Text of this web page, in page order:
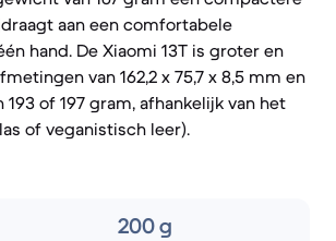
aan een comfortabele
hand. De Xiaomi 13T is groter en
van 162,2 x 75,7 x 8,5 mm en
of 197 gram, afhankelijk van het
of veganistisch leer).
200 g